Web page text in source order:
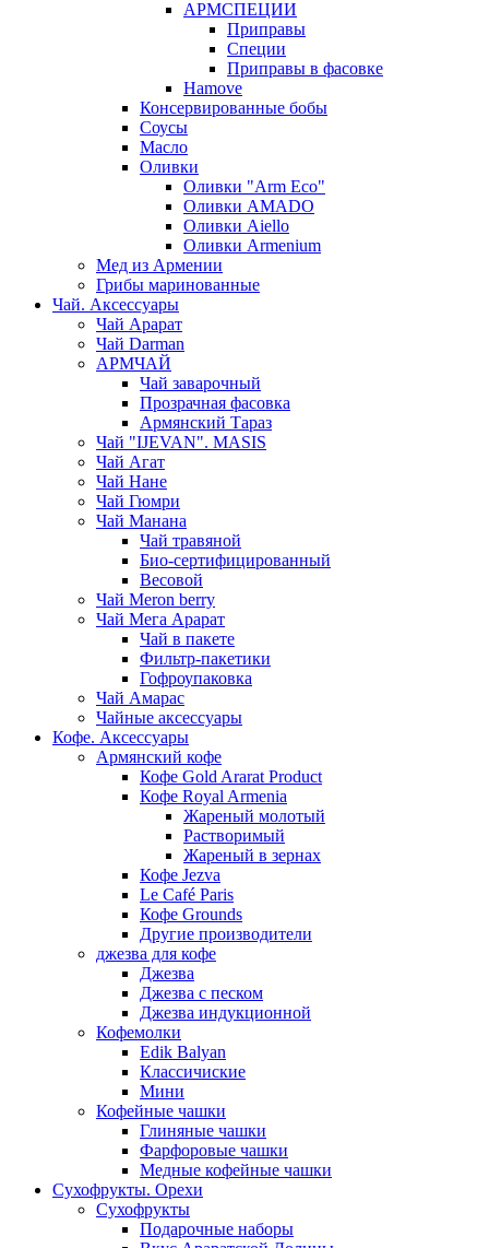
АРМСПЕЦИИ
Приправы
Специи
Приправы в фасовке
Hamove
Консервированные бобы
Соусы
Масло
Оливки
Оливки "Arm Eco"
Оливки AMADO
Оливки Aiello
Оливки Armenium
Мед из Армении
Грибы маринованные
Чай. Аксессуары
Чай Арарат
Чай Darman
АРМЧАЙ
Чай заварочный
Прозрачная фасовка
Армянский Тараз
Чай "IJEVAN". MASIS
Чай Агат
Чай Нане
Чай Гюмри
Чай Манана
Чай травяной
Био-сертифицированный
Весовой
Чай Meron berry
Чай Мега Арарат
Чай в пакете
Фильтр-пакетики
Гофроупаковка
Чай Амарас
Чайные аксессуары
Кофе. Аксессуары
Армянский кофе
Кофе Gold Ararat Product
Кофе Royal Armenia
Жареный молотый
Растворимый
Жареный в зернах
Кофе Jezva
Le Café Paris
Кофе Grounds
Другие производители
джезва для кофе
Джезва
Джезва с песком
Джезва индукционной
Кофемолки
Edik Balyan
Классичиские
Мини
Кофейные чашки
Глиняные чашки
Фарфоровые чашки
Медные кофейные чашки
Сухофрукты. Орехи
Сухофрукты
Подарочные наборы